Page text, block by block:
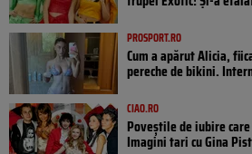
PROSPORT.RO
Cum a apărut Alicia,
pereche de bikini.
CIAO.RO
Poveştile de iubire
Imagini tari cu Gina